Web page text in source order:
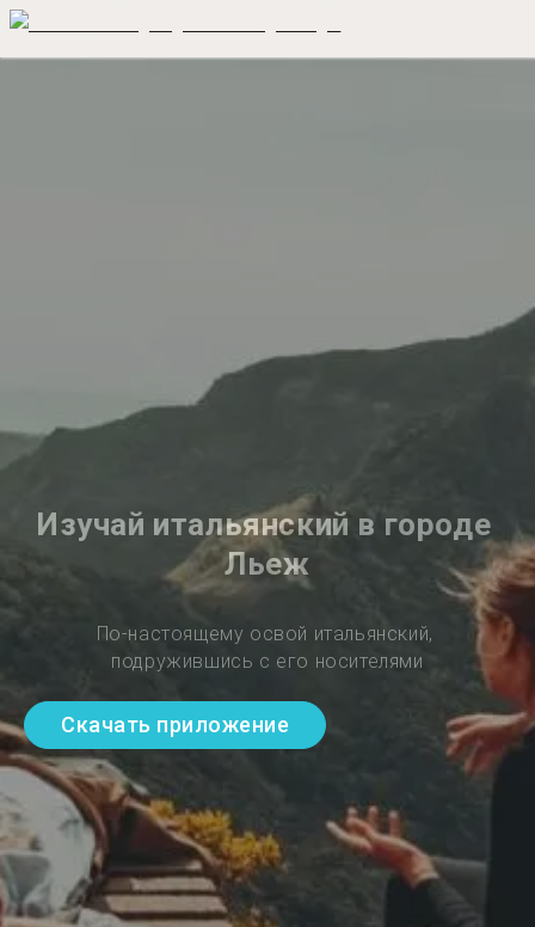
Изучай итальянский в городе
Льеж
По-настоящему освой итальянский,
подружившись с его носителями
Скачать приложение